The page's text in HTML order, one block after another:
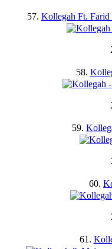
57. Kollegah Ft. Farid
58.
59.
60.
61.